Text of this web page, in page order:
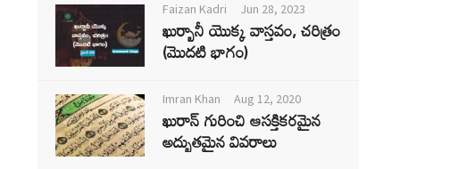
Faizan Kadri Jun 28, 2023
ఖుర్బానీ యొక్క వాస్తవం, చరిత్రం
(మొదటి భాగం)
Imran Khan Aug 12, 2020
ఖురాన్ గురించి ఆసక్తికరమైన
అద్భుతమైన వివరాలు